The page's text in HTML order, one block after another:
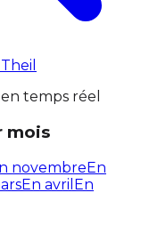
temps réel
mois
novembreEn
En avril En